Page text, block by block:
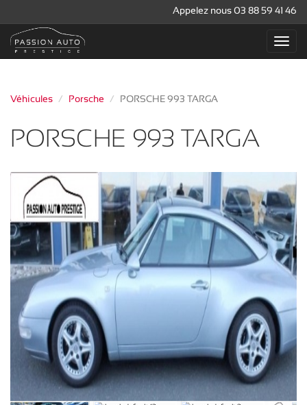
Appelez nous 03 88 59 41 46
Véhicules Porsche PORSCHE 993 TARGA
PORSCHE 993 TARGA